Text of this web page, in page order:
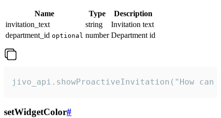
Name Type
Description
invitation_text
string
Invitation text
department_id optional number Department id
jivo_api.showProactiveInvitation("How
setWidgetColor#